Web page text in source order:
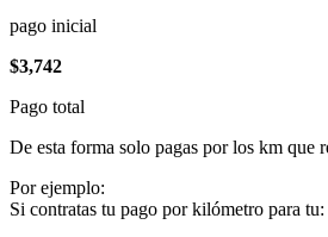
pago inicial
$3,742
Pago total
De esta forma solo pagas por los km que
Por ejemplo:
Si contratas tu pago por kilómetro para tu: